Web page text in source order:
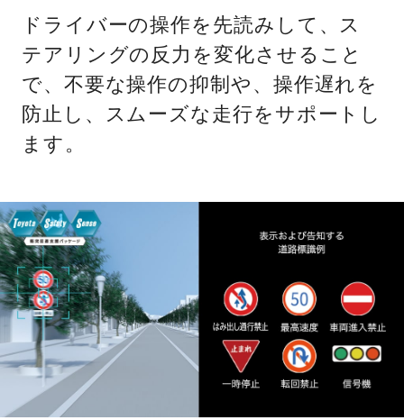
ドライバーの操作を先読みして、ス
テアリングの反力を変化させること
で、不要な操作の抑制や、操作遅れを
防止し、スムーズな走行をサポートし
ます。